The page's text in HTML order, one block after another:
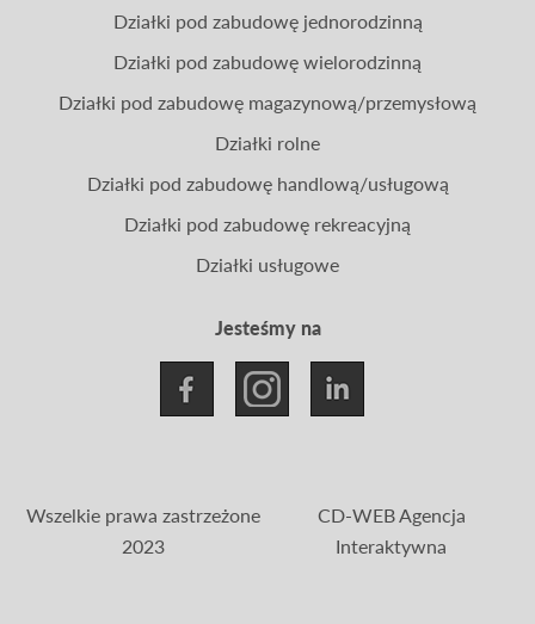
Jesteśmy na
Działki pod zabudowę jednorodzinną
Działki pod zabudowę wielorodzinną
Działki pod zabudowę magazynową/przemysłową
Działki rolne
Działki pod zabudowę handlową/usługową
Działki pod zabudowę rekreacyjną
Działki usługowe
Wszelkie prawa zastrzeżone
2023
CD-WEB Agencja
Interaktywna